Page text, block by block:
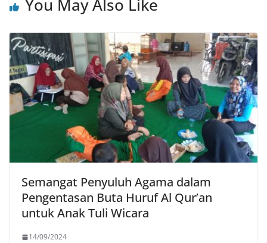
You May Also Like
Semangat Penyuluh Agama dalam
Pengentasan Buta Huruf Al Qur’an
untuk Anak Tuli Wicara
14/09/2024